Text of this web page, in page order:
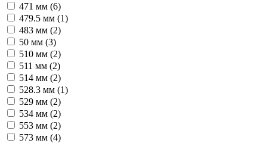
471 мм (6)
479.5 мм (1)
483 мм (2)
50 мм (3)
510 мм (2)
511 мм (2)
514 мм (2)
528.3 мм (1)
529 мм (2)
534 мм (2)
553 мм (2)
573 мм (4)